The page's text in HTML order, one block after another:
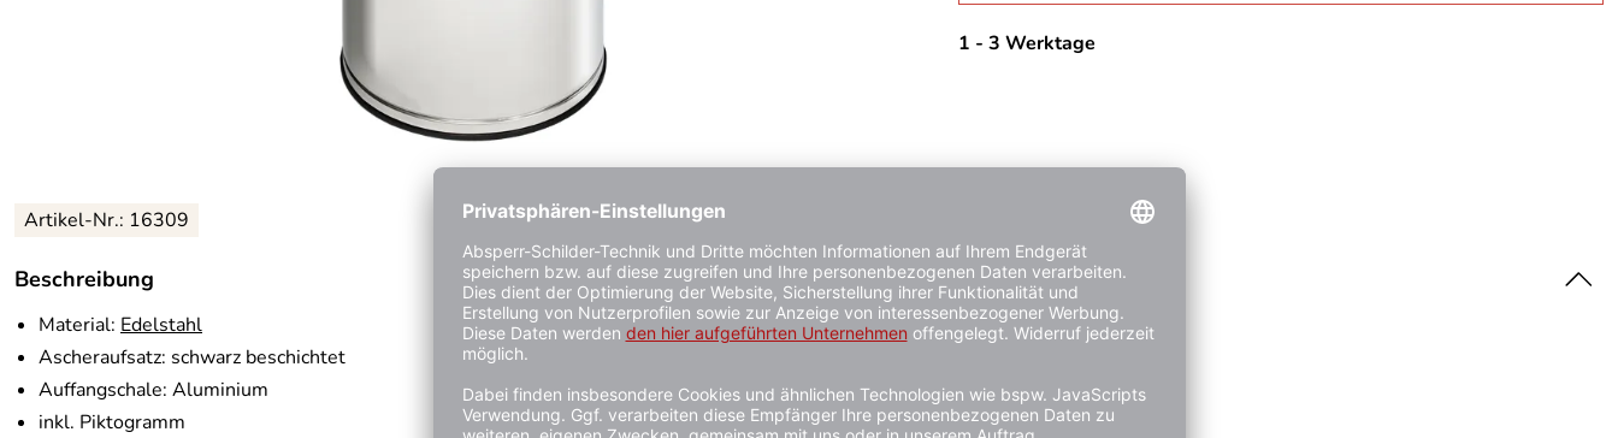
1 - 3 Werktage
Artikel-Nr.: 16309
Beschreibung
Material: Edelstahl
Ascheraufsatz: schwarz beschichtet
Auffangschale: Aluminium
inkl. Piktogramm